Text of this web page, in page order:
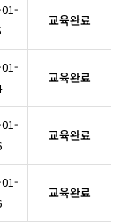
교육완료
교육완료
교육완료
교육완료